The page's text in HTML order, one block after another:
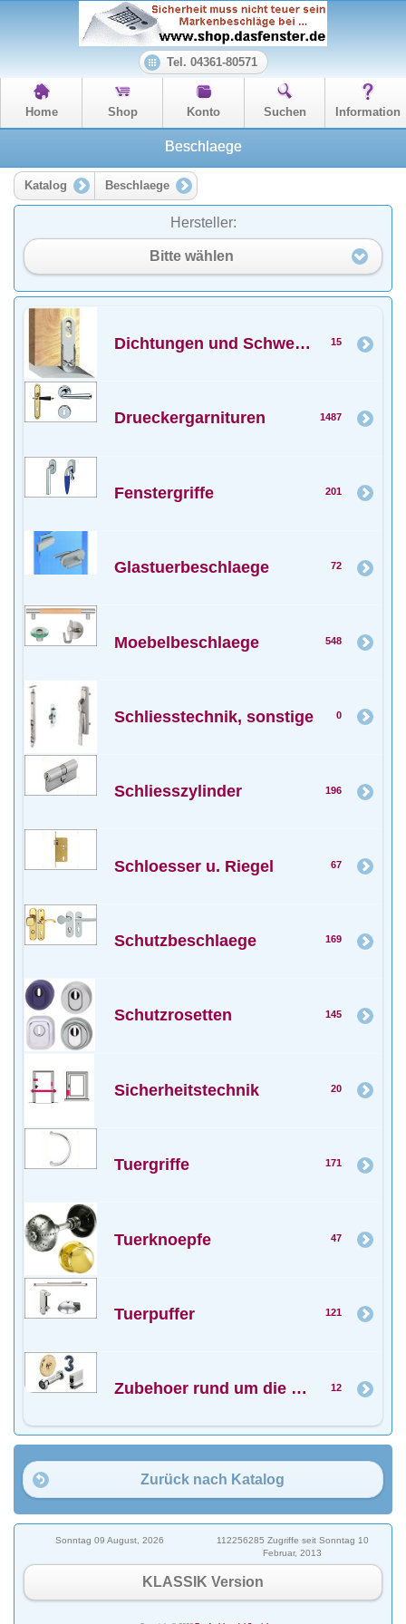
Tel. 04361-80571
Home Shop Konto Suchen Information
Beschlaege
Katalog Beschlaege
Hersteller:
Bitte wählen
Dichtungen und Schwellen 15
Drueckergarnituren 1487
Fenstergriffe 201
Glastuerbeschlaege 72
Moebelbeschlaege 548
Schliesstechnik, sonstige 0
Schliesszylinder 196
Schloesser u. Riegel 67
Schutzbeschlaege 169
Schutzrosetten 145
Sicherheitstechnik 20
Tuergriffe 171
Tuerknoepfe 47
Tuerpuffer 121
Zubehoer rund um die Tuer 12
Zurück nach Katalog
Sonntag 09 August, 2026
112256285 Zugriffe seit Sonntag 10
Februar, 2013
KLASSIK Version